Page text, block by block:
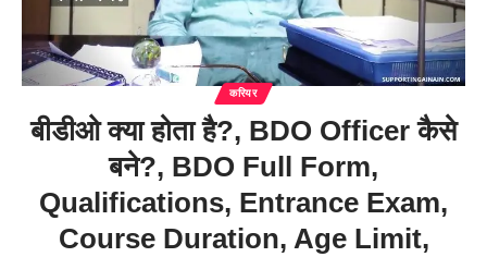
करियर
बीडीओ क्या होता है?, BDO Officer कैसे
बने?, BDO Full Form,
Qualifications, Entrance Exam,
Course Duration, Age Limit,